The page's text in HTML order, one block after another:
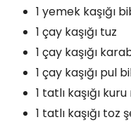
1 yemek kaşığı
1 çay kaşığı tuz
1 çay kaşığı
1 çay kaşığı pul
1 tatlı kaşığı
1 tatlı kaşığı toz